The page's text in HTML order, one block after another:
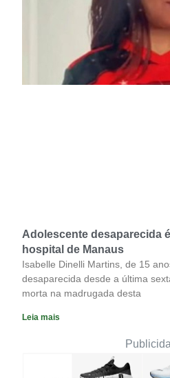
Adolescente desaparecida
hospital de Manaus
Isabelle Dinelli Martins, de 15
desaparecida desde a última
morta na madrugada desta
Leia mais